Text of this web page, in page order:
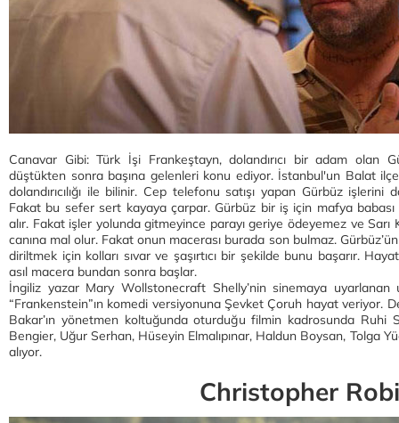
Canavar Gibi: Türk İşi Frankeştayn, dolandırıcı bir adam olan
düştükten sonra başına gelenleri konu ediyor. İstanbul'un Balat
dolandırıcılığı ile bilinir. Cep telefonu satışı yapan Gürbüz
Fakat bu sefer sert kayaya çarpar. Gürbüz bir iş için mafya babası
alır. Fakat işler yolunda gitmeyince parayı geriye ödeyemez ve
canına mal olur. Fakat onun macerası burada son bulmaz.
diriltmek için kolları sıvar ve şaşırtıcı bir şekilde bunu başarır.
asıl macera bundan sonra başlar.
İngiliz yazar Mary Wollstonecraft Shelly’nin sinemaya
“Frankenstein”ın komedi versiyonuna Şevket Çoruh hayat veriyor.
Bakar’ın yönetmen koltuğunda oturduğu filmin kadrosunda Ruhi
Bengier, Uğur Serhan, Hüseyin Elmalıpınar, Haldun Boysan, Tolga
alıyor.
Christopher